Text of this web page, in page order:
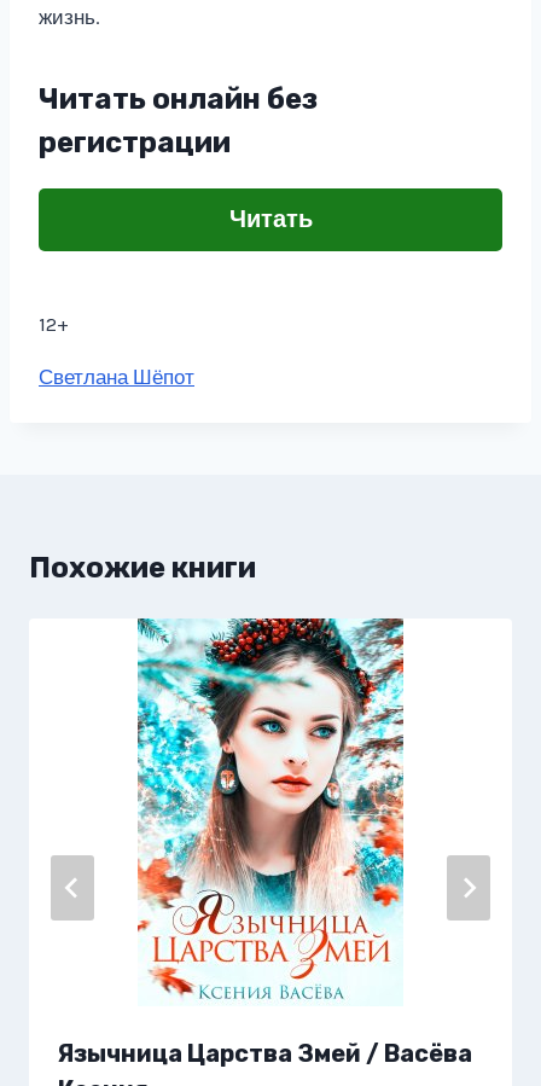
жизнь.
Читать онлайн без
регистрации
Читать
12+
Метки
Светлана Шёпот
Похожие книги
Язычница Царства Змей / Васёва